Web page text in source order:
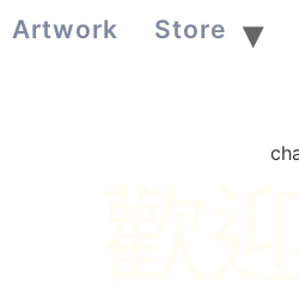
Artwork Store